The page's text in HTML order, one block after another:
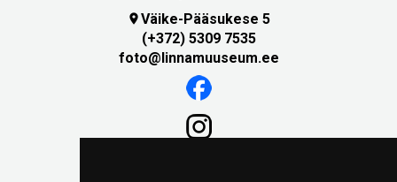
Väike-Pääsukese 5
(+372) 5309 7535
foto@linnamuuseum.ee